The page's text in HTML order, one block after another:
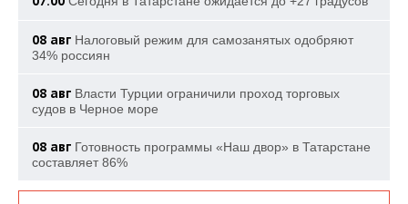
08 авг Налоговый режим для самозанятых одобряют
34% россиян
08 авг Власти Турции ограничили проход торговых
судов в Черное море
08 авг Готовность программы «Наш двор» в Татарстане
составляет 86%